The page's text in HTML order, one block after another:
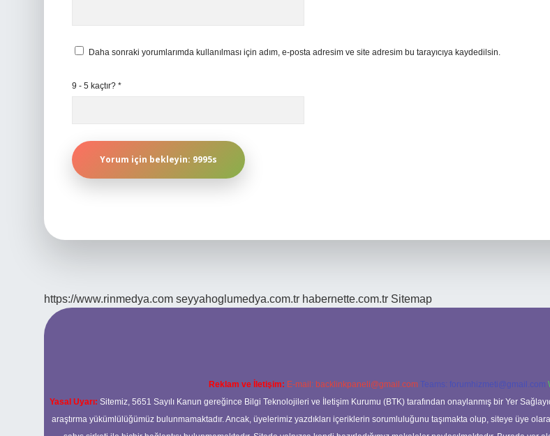
Daha sonraki yorumlarımda kullanılması için adım, e-posta adresim ve site adresim bu tarayıcıya kaydedilsin.
9 - 5 kaçtır? *
https://www.rinmedya.com seyyahoglumedya.com.tr habernette.com.tr Sitemap
Reklam ve İletişim: E-mail: backlinkpaneli@gmail.com Teams: forumhizmeti@gmail.com
Yasal Uyarı: Sitemiz, 5651 Sayılı Kanun gereğince Bilgi Teknolojileri ve İletişim Kurumu (BTK) tarafından onaylanmış bir Yer
araştırma yükümlülüğümüz bulunmamaktadır. Ancak, üyelerimiz yazdıkları içeriklerin sorumluluğunu taşımakta olup, siteye üye